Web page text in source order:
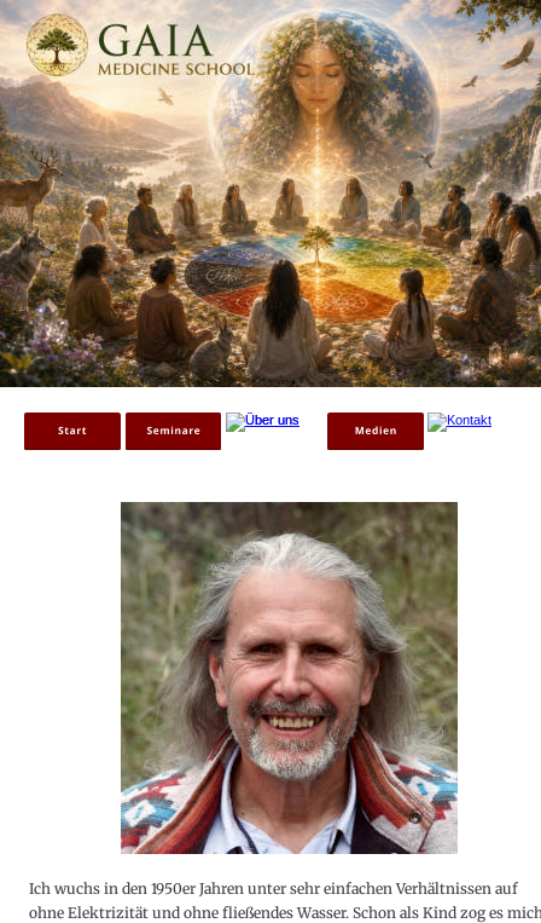
Ich wuchs in den 1950er Jahren unter sehr einfachen Verhältnissen auf –
ohne Elektrizität und ohne fließendes Wasser. Schon als Kind zog es